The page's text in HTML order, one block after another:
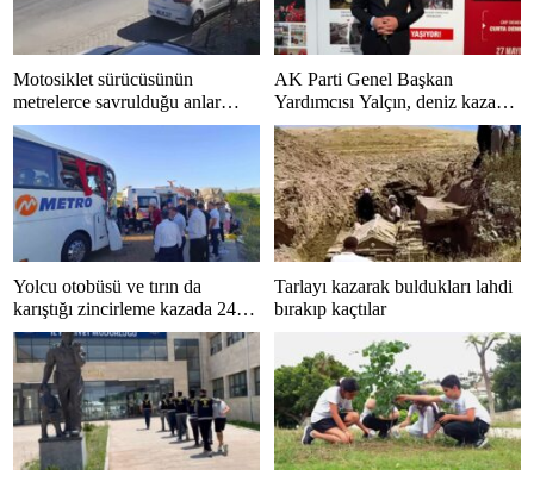
Motosiklet sürücüsünün
metrelerce savrulduğu anlar
güvenlik kamerasında
AK Parti Genel Başkan
Yardımcısı Yalçın, deniz kazası
sonrası hastaneye kaldırıldı
Yolcu otobüsü ve tırın da
karıştığı zincirleme kazada 24
kişi yaralandı
Tarlayı kazarak buldukları lahdi
bırakıp kaçtılar